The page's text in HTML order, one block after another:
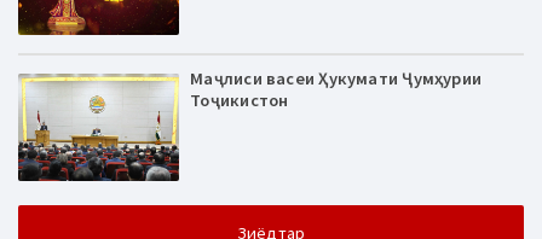
Маҷлиси васеи Ҳукумати Ҷумҳурии
Тоҷикистон
Зиёдтар